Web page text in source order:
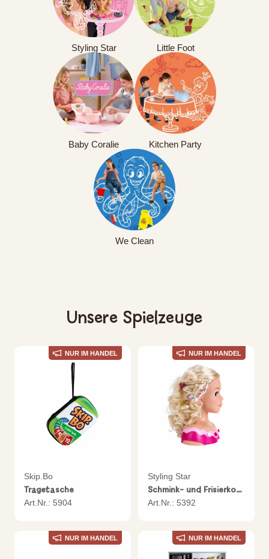
Styling Star Little Foot
Baby Coralie Kitchen Party
We Clean
Unsere Spielzeuge
NUR IM HANDEL
Skip.Bo
Tragetasche
Art.Nr.: 5904
NUR IM HANDEL
Styling Star
Schmink- und Frisierkopf "Emma"
Art.Nr.: 5392
NUR IM HANDEL NUR IM HANDEL